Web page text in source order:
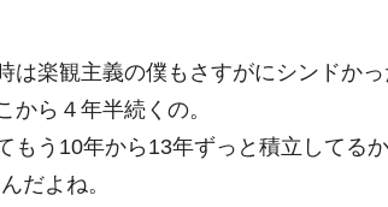
は楽観主義の僕もさすがにシンドか
から４年半続くの。
もう10年から13年ずっと積立してる
だよね。